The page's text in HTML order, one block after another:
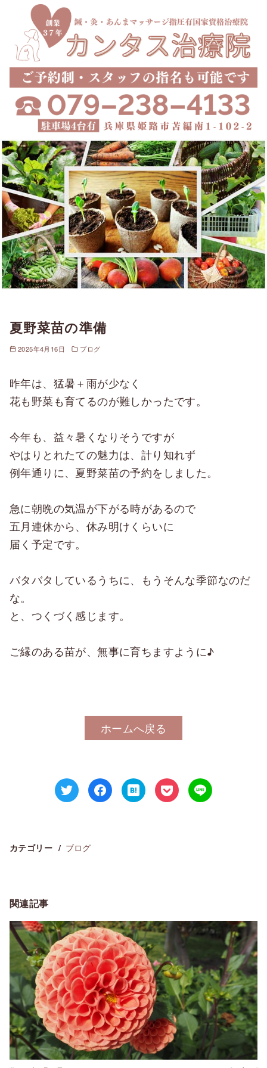
夏野菜苗の準備
2025年4月16日 ブログ
昨年は、猛暑＋雨が少なく
花も野菜も育てるのが難しかったです。
今年も、益々暑くなりそうですが
やはりとれたての魅力は、計り知れず
例年通りに、夏野菜苗の予約をしました。
急に朝晩の気温が下がる時があるので
五月連休から、休み明けくらいに
届く予定です。
バタバタしているうちに、もうそんな季節なのだ
な。
と、つくづく感じます。
ご縁のある苗が、無事に育ちますように♪
ホームへ戻る
カテゴリー ブログ
関連記事